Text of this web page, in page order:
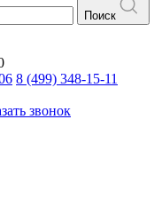
Поиск
8 (499) 348-15-11
звонок